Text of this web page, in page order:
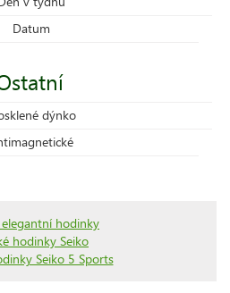
Datum
dýnko
elegantní hodinky
hodinky Seiko
Seiko 5 Sports